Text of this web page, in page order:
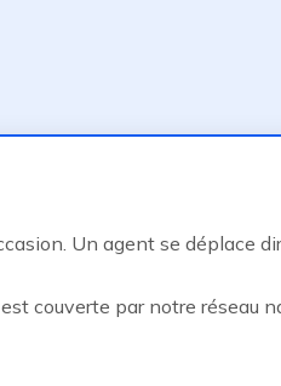
Un agent se déplace
couverte par notre réseau